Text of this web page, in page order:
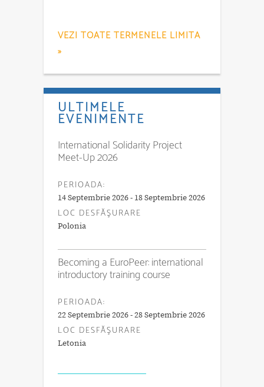
VEZI TOATE TERMENELE LIMITA
»
ULTIMELE
EVENIMENTE
International Solidarity Project
Meet-Up 2026
PERIOADA:
14 Septembrie 2026 - 18 Septembrie 2026
LOC DESFĂŞURARE
Polonia
Becoming a EuroPeer: international
introductory training course
PERIOADA:
22 Septembrie 2026 - 28 Septembrie 2026
LOC DESFĂŞURARE
Letonia